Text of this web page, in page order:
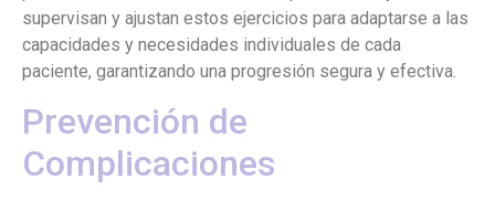
supervisan y ajustan estos ejercicios para adaptarse a las
capacidades y necesidades individuales de cada
paciente, garantizando una progresión segura y efectiva.
Prevención de
Complicaciones